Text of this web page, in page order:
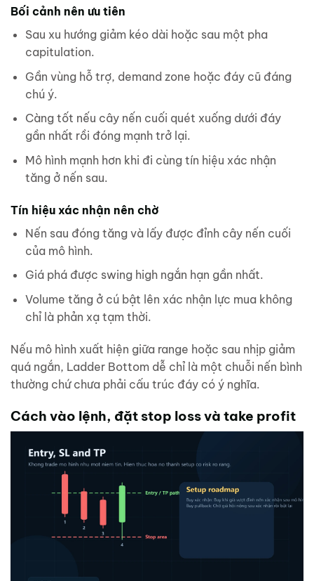
Bối cảnh nên ưu tiên
Sau xu hướng giảm kéo dài hoặc sau một pha
capitulation.
Gần vùng hỗ trợ, demand zone hoặc đáy cũ đáng
chú ý.
Càng tốt nếu cây nến cuối quét xuống dưới đáy
gần nhất rồi đóng mạnh trở lại.
Mô hình mạnh hơn khi đi cùng tín hiệu xác nhận
tăng ở nến sau.
Tín hiệu xác nhận nên chờ
Nến sau đóng tăng và lấy được đỉnh cây nến cuối
của mô hình.
Giá phá được swing high ngắn hạn gần nhất.
Volume tăng ở cú bật lên xác nhận lực mua không
chỉ là phản xạ tạm thời.
Nếu mô hình xuất hiện giữa range hoặc sau nhịp giảm
quá ngắn, Ladder Bottom dễ chỉ là một chuỗi nến bình
thường chứ chưa phải cấu trúc đáy có ý nghĩa.
Cách vào lệnh, đặt stop loss và take profit